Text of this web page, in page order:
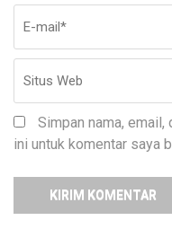
Simpan nama,
ini untuk komentar saya